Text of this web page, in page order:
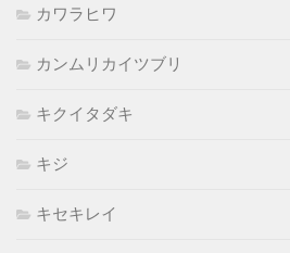
カワラヒワ
カンムリカイツブリ
キクイタダキ
キジ
キセキレイ